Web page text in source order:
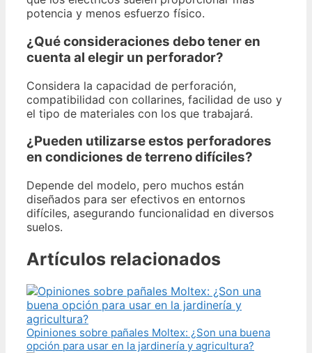
potencia y menos esfuerzo físico.
¿Qué consideraciones debo tener en
cuenta al elegir un perforador?
Considera la capacidad de perforación,
compatibilidad con collarines, facilidad de uso y
el tipo de materiales con los que trabajará.
¿Pueden utilizarse estos perforadores
en condiciones de terreno difíciles?
Depende del modelo, pero muchos están
diseñados para ser efectivos en entornos
difíciles, asegurando funcionalidad en diversos
suelos.
Artículos relacionados
Opiniones sobre pañales Moltex: ¿Son una buena
opción para usar en la jardinería y agricultura?